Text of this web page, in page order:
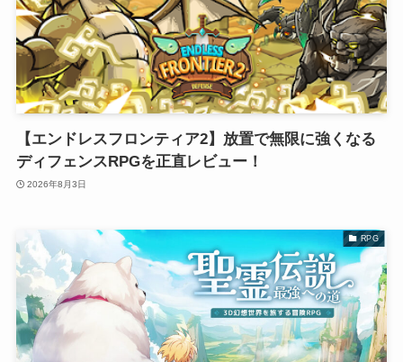
【エンドレスフロンティア2】放置で無限に強くなる
ディフェンスRPGを正直レビュー！
2026年8月3日
RPG